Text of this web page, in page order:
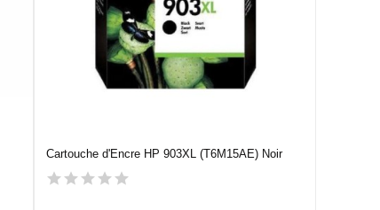
Cartouche d'Encre HP 903XL (T6M15AE) Noir